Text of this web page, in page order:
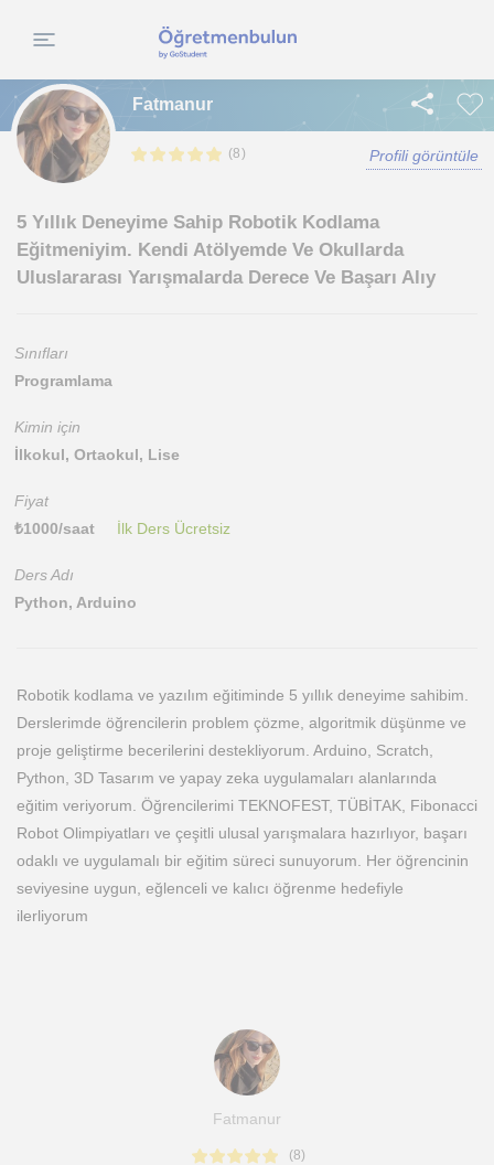
Fatmanur
(8) Profili görüntüle
5 Yıllık Deneyime Sahip Robotik Kodlama
Eğitmeniyim. Kendi Atölyemde Ve Okullarda
Uluslararası Yarışmalarda Derece Ve Başarı Alıy
Sınıfları
Programlama
Kimin için
İlkokul, Ortaokul, Lise
Fiyat
₺1000/saat İlk Ders Ücretsiz
Ders Adı
Python, Arduino
Robotik kodlama ve yazılım eğitiminde 5 yıllık deneyime sahibim.
Derslerimde öğrencilerin problem çözme, algoritmik düşünme ve
proje geliştirme becerilerini destekliyorum. Arduino, Scratch,
Python, 3D Tasarım ve yapay zeka uygulamaları alanlarında
eğitim veriyorum. Öğrencilerimi TEKNOFEST, TÜBİTAK, Fibonacci
Robot Olimpiyatları ve çeşitli ulusal yarışmalara hazırlıyor, başarı
odaklı ve uygulamalı bir eğitim süreci sunuyorum. Her öğrencinin
seviyesine uygun, eğlenceli ve kalıcı öğrenme hedefiyle
ilerliyorum
Fatmanur
(8)